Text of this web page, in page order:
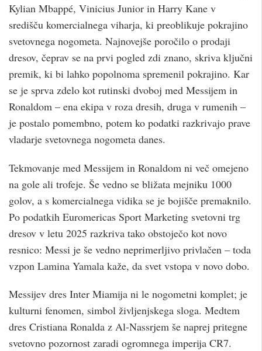
Kylian Mbappé, Vinicius Junior in Harry Kane v
središču komercialnega viharja, ki preoblikuje pokrajino
svetovnega nogometa. Najnovejše poročilo o prodaji
dresov, čeprav se na prvi pogled zdi znano, skriva ključni
premik, ki bi lahko popolnoma spremenil pokrajino. Kar
se je sprva zdelo kot rutinski dvoboj med Messijem in
Ronaldom – ena ekipa v roza dresih, druga v rumenih –
je postalo pomembno, potem ko podatki razkrivajo prave
vladarje svetovnega nogometa danes.
Tekmovanje med Messijem in Ronaldom ni več omejeno
na gole ali trofeje. Še vedno se bližata mejniku 1000
golov, a s komercialnega vidika se je bojišče premaknilo.
Po podatkih Euromericas Sport Marketing svetovni trg
dresov v letu 2025 razkriva tako obstoječo kot novo
resnico: Messi je še vedno neprimerljivo privlačen – toda
vzpon Lamina Yamala kaže, da svet vstopa v novo dobo.
Messijev dres Inter Miamija ni le nogometni komplet; je
kulturni fenomen, simbol življenjskega sloga. Medtem
dres Cristiana Ronalda z Al-Nassrjem še naprej pritegne
svetovno pozornost zaradi ogromnega imperija CR7.